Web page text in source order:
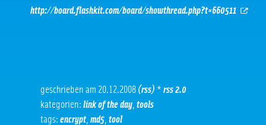
http://board.flashkit.com/board/showthread.php?t=660511
geschrieben am 20.12.2008 (rss) * rss 2.0
kategorien: link of the day tools
tags: encrypt, md5 tool